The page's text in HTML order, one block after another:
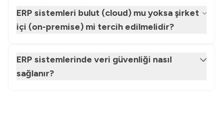
ERP sistemleri bulut (cloud) mu yoksa şirket
içi (on-premise) mi tercih edilmelidir?
ERP sistemlerinde veri güvenliği nasıl
sağlanır?